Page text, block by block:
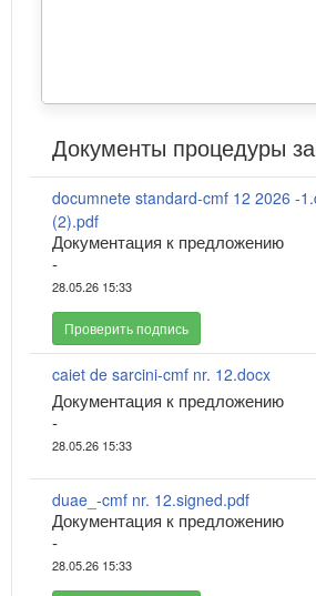
Документы процедуры
documnete standard-cmf 12 2026 -
(2).pdf
Документация к предложению
-
28.05.26 15:33
Проверить подпись
caiet de sarcini-cmf nr. 12.docx
Документация к предложению
-
28.05.26 15:33
duae_-cmf nr. 12.signed.pdf
Документация к предложению
-
28.05.26 15:33